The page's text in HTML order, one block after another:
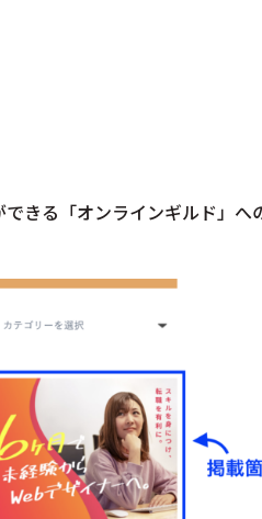
きる「オンラインギルド」へ